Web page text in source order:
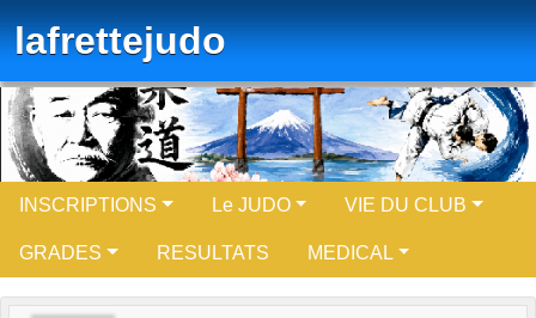
lafrettejudo
INSCRIPTIONS Le JUDO VIE DU CLUB
GRADES RESULTATS MEDICAL